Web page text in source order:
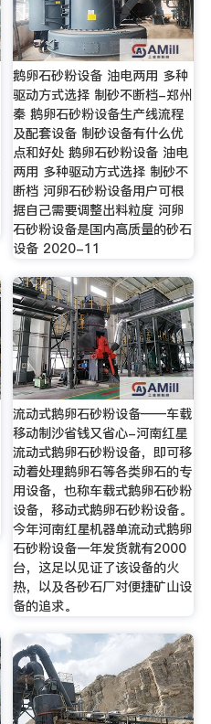
鹅卵石砂粉设备 油电两用 多种
驱动方式选择 制砂不断档-郑州
秦 鹅卵石砂粉设备生产线流程
及配套设备 制砂设备有什么优
点和好处 鹅卵石砂粉设备 油电
两用 多种驱动方式选择 制砂不
断档 河卵石砂粉设备用户可根
据自己需要调整出料粒度 河卵
石砂粉设备是国内高质量的砂石
设备 2020-11
流动式鹅卵石砂粉设备——车载
移动制沙省钱又省心-河南红星
流动式鹅卵石砂粉设备，即可移
动着处理鹅卵石等各类卵石的专
用设备，也称车载式鹅卵石砂粉
设备，移动式鹅卵石砂粉设备。
今年河南红星机器单流动式鹅卵
石砂粉设备一年发货就有2000
台，这足以见证了该设备的火
热，以及各砂石厂对便捷矿山设
备的追求。